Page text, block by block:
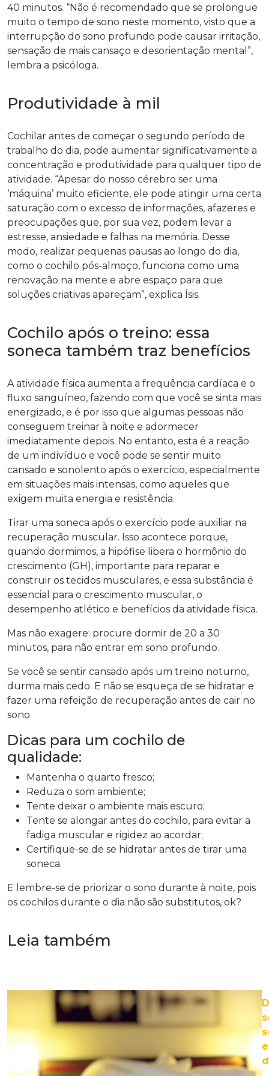
40 minutos. “Não é recomendado que se prolongue
muito o tempo de sono neste momento, visto que a
interrupção do sono profundo pode causar irritação,
sensação de mais cansaço e desorientação mental”,
lembra a psicóloga.
Produtividade à mil
Cochilar antes de começar o segundo período de
trabalho do dia, pode aumentar significativamente a
concentração e produtividade para qualquer tipo de
atividade. “Apesar do nosso cérebro ser uma
‘máquina’ muito eficiente, ele pode atingir uma certa
saturação com o excesso de informações, afazeres e
preocupações que, por sua vez, podem levar a
estresse, ansiedade e falhas na memória. Desse
modo, realizar pequenas pausas ao longo do dia,
como o cochilo pós-almoço, funciona como uma
renovação na mente e abre espaço para que
soluções criativas apareçam”, explica Ísis.
Cochilo após o treino: essa
soneca também traz benefícios
A atividade física aumenta a frequência cardíaca e o
fluxo sanguíneo, fazendo com que você se sinta mais
energizado, e é por isso que algumas pessoas não
conseguem treinar à noite e adormecer
imediatamente depois. No entanto, esta é a reação
de um indivíduo e você pode se sentir muito
cansado e sonolento após o exercício, especialmente
em situações mais intensas, como aqueles que
exigem muita energia e resistência.
Tirar uma soneca após o exercício pode auxiliar na
recuperação muscular. Isso acontece porque,
quando dormimos, a hipófise libera o hormônio do
crescimento (GH), importante para reparar e
construir os tecidos musculares, e essa substância é
essencial para o crescimento muscular, o
desempenho atlético e benefícios da atividade física.
Mas não exagere: procure dormir de 20 a 30
minutos, para não entrar em sono profundo.
Se você se sentir cansado após um treino noturno,
durma mais cedo. E não se esqueça de se hidratar e
fazer uma refeição de recuperação antes de cair no
sono.
Dicas para um cochilo de
qualidade:
Mantenha o quarto fresco;
Reduza o som ambiente;
Tente deixar o ambiente mais escuro;
Tente se alongar antes do cochilo, para evitar a
fadiga muscular e rigidez ao acordar;
Certifique-se de se hidratar antes de tirar uma
soneca.
E lembre-se de priorizar o sono durante à noite, pois
os cochilos durante o dia não são substitutos, ok?
Leia também